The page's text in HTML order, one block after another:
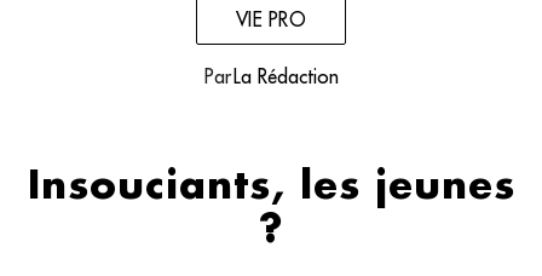
VIE PRO
ParLa Rédaction
Insouciants, les jeunes
?